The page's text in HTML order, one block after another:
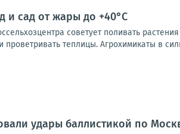
и сад от жары до +40°C
советует поливать
проветривать теплицы. Агрохимикаты в
удары баллистикой по